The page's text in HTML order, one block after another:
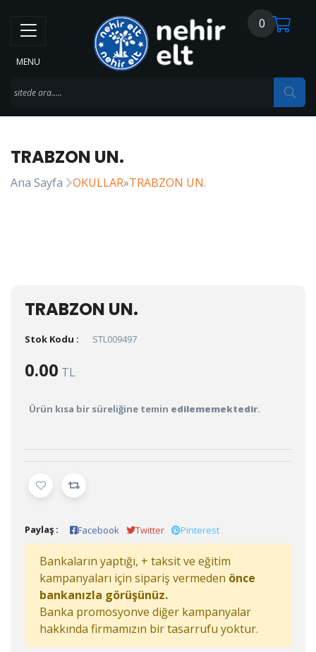
MENU
0
TRABZON UN.
Ana Sayfa OKULLAR»TRABZON UN.
TRABZON UN.
Stok Kodu : STL009497
0.00 TL
Ürün kısa bir süreliğine temin edilememektedir.
Paylaş : Facebook Twitter Pinterest
Bankaların yaptığı, + taksit ve eğitim
kampanyaları için sipariş vermeden önce
bankanızla görüşünüz.
Banka promosyonve diğer kampanyalar
hakkında firmamızın bir tasarrufu yoktur.